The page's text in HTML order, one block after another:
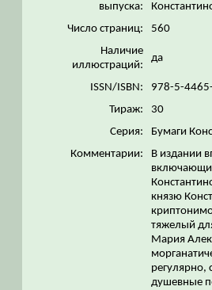
выпуска:
Число страниц:
560
Наличие
иллюстраций:
да
ISSN/ISBN:
978-5-
Тираж:
30
Серия:
Бумаги
Комментарии:
В издании
князю
тяжелый
Мария
регулярно,
душевные